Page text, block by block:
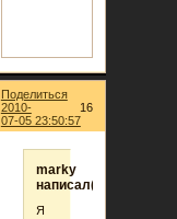
Поделиться
16
2010-
07-05 23:50:57
marky
написал(а):
Я